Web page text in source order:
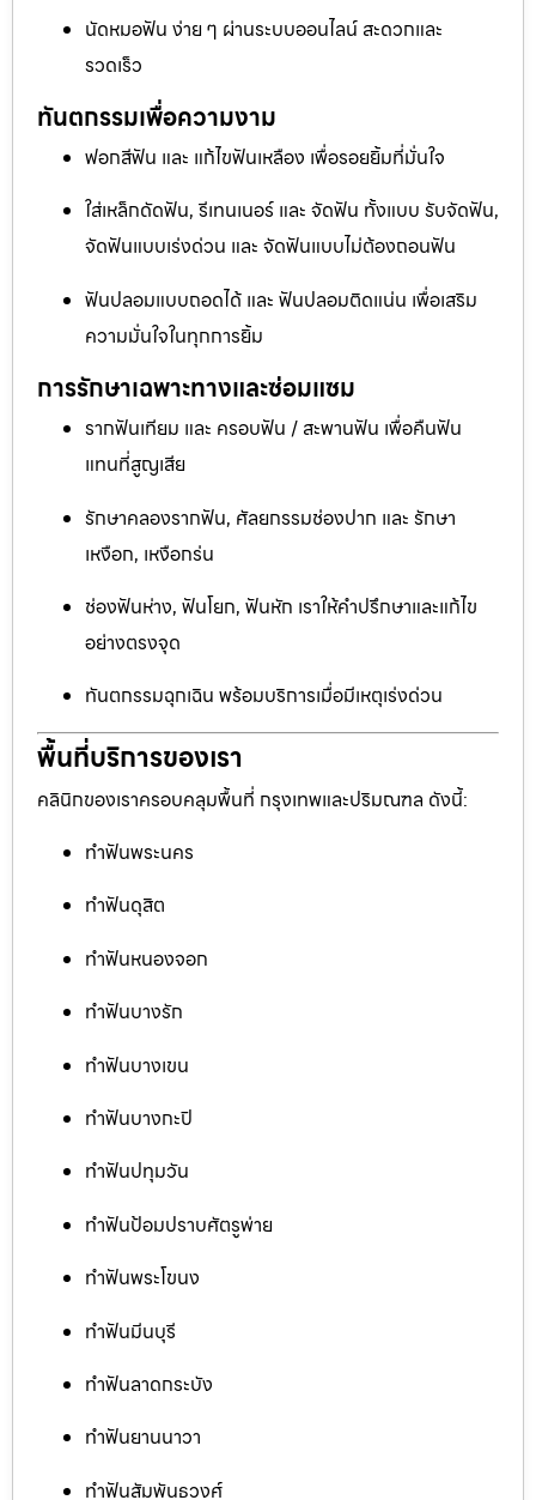
นัดหมอฟัน ง่าย ๆ ผ่านระบบออนไลน์ สะดวกและ
รวดเร็ว
ทันตกรรมเพื่อความงาม
ฟอกสีฟัน และ แก้ไขฟันเหลือง เพื่อรอยยิ้มที่มั่นใจ
ใส่เหล็กดัดฟัน, รีเทนเนอร์ และ จัดฟัน ทั้งแบบ รับจัดฟัน,
จัดฟันแบบเร่งด่วน และ จัดฟันแบบไม่ต้องถอนฟัน
ฟันปลอมแบบถอดได้ และ ฟันปลอมติดแน่น เพื่อเสริม
ความมั่นใจในทุกการยิ้ม
การรักษาเฉพาะทางและซ่อมแซม
รากฟันเทียม และ ครอบฟัน / สะพานฟัน เพื่อคืนฟัน
แทนที่สูญเสีย
รักษาคลองรากฟัน, ศัลยกรรมช่องปาก และ รักษา
เหงือก, เหงือกร่น
ช่องฟันห่าง, ฟันโยก, ฟันหัก เราให้คำปรึกษาและแก้ไข
อย่างตรงจุด
ทันตกรรมฉุกเฉิน พร้อมบริการเมื่อมีเหตุเร่งด่วน
พื้นที่บริการของเรา
คลินิกของเราครอบคลุมพื้นที่ กรุงเทพและปริมณฑล ดังนี้:
ทำฟันพระนคร
ทำฟันดุสิต
ทำฟันหนองจอก
ทำฟันบางรัก
ทำฟันบางเขน
ทำฟันบางกะปิ
ทำฟันปทุมวัน
ทำฟันป้อมปราบศัตรูพ่าย
ทำฟันพระโขนง
ทำฟันมีนบุรี
ทำฟันลาดกระบัง
ทำฟันยานนาวา
ทำฟันสัมพันธวงศ์